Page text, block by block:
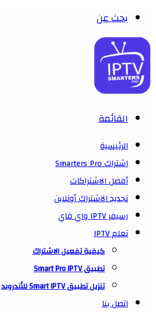
بحث عن
القائمة
الرئيسية
اشتراك Smarters Pro
أفضل الاشتراكات
تجديد الاشتراك أونلاين
رسيفر IPTV واي فاي
تعلم IPTV
كيفية تفعيل الاشتراك
تطبيق Smart Pro IPTV
تنزيل تطبيق Smart IPTV للأندرويد
اتصل بنا